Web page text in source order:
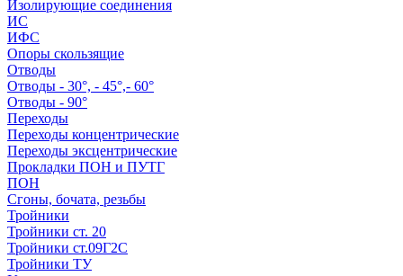
Изолирующие соединения
ИС
ИФС
Опоры скользящие
Отводы
Отводы - 30°, - 45°,- 60°
Отводы - 90°
Переходы
Переходы концентрические
Переходы эксцентрические
Прокладки ПОН и ПУТГ
ПОН
Сгоны, бочата, резьбы
Тройники
Тройники ст. 20
Тройники ст.09Г2С
Тройники ТУ